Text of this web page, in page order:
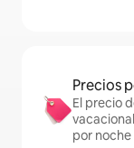
Precios
El precio
por